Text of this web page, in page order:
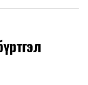
анхаарч